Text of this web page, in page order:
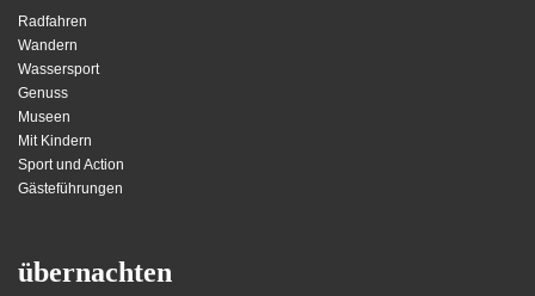
Radfahren
Wandern
Wassersport
Genuss
Museen
Mit Kindern
Sport und Action
Gästeführungen
übernachten